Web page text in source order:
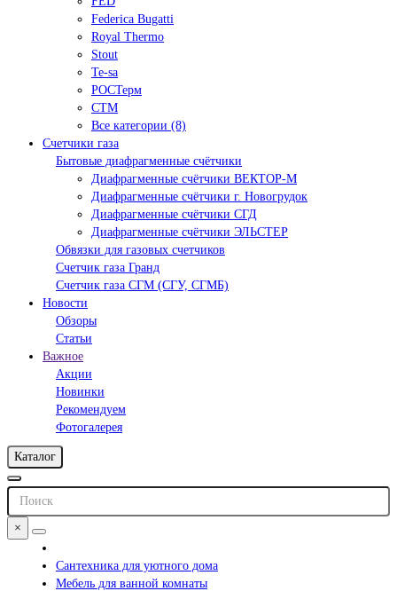
Federica Bugatti
Royal Thermo
Stout
Te-sa
РОСТерм
СТМ
Все категории (8)
Счетчики газа
Бытовые диафрагменные счётчики
Диафрагменные счётчики ВЕКТОР-М
Диафрагменные счётчики г. Новогрудок
Диафрагменные счётчики СГД
Диафрагменные счётчики ЭЛЬСТЕР
Обвязки для газовых счетчиков
Счетчик газа Гранд
Счетчик газа СГМ (СГУ, СГМБ)
Новости
Обзоры
Статьи
Важное
Акции
Новинки
Рекомендуем
Фотогалерея
Каталог
×
Сантехника для уютного дома
Мебель для ванной комнаты